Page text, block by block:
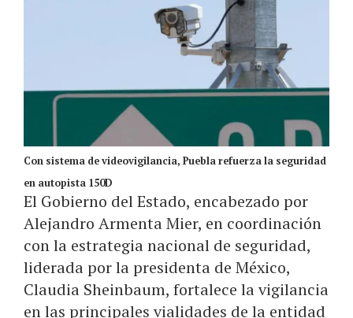
Con sistema de videovigilancia, Puebla refuerza la seguridad
en autopista 150D
El Gobierno del Estado, encabezado por
Alejandro Armenta Mier, en coordinación
con la estrategia nacional de seguridad,
liderada por la presidenta de México,
Claudia Sheinbaum, fortalece la vigilancia
en las principales vialidades de la entidad